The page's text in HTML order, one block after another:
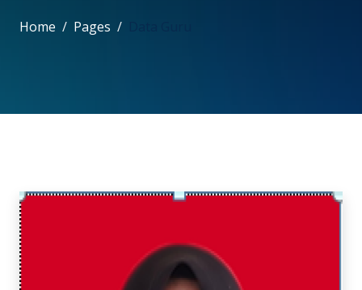
Home Pages